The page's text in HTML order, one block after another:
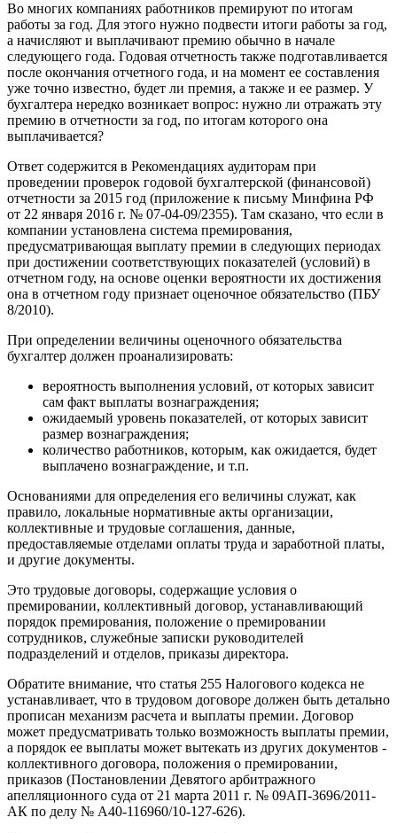
Во многих компаниях работников премируют по итогам
работы за год. Для этого нужно подвести итоги работы за год,
а начисляют и выплачивают премию обычно в начале
следующего года. Годовая отчетность также подготавливается
после окончания отчетного года, и на момент ее составления
уже точно известно, будет ли премия, а также и ее размер. У
бухгалтера нередко возникает вопрос: нужно ли отражать эту
премию в отчетности за год, по итогам которого она
выплачивается?
Ответ содержится в Рекомендациях аудиторам при
проведении проверок годовой бухгалтерской (финансовой)
отчетности за 2015 год (приложение к письму Минфина РФ
от 22 января 2016 г. № 07-04-09/2355). Там сказано, что если в
компании установлена система премирования,
предусматривающая выплату премии в следующих периодах
при достижении соответствующих показателей (условий) в
отчетном году, на основе оценки вероятности их достижения
она в отчетном году признает оценочное обязательство (ПБУ
8/2010).
При определении величины оценочного обязательства
бухгалтер должен проанализировать:
вероятность выполнения условий, от которых зависит
сам факт выплаты вознаграждения;
ожидаемый уровень показателей, от которых зависит
размер вознаграждения;
количество работников, которым, как ожидается, будет
выплачено вознаграждение, и т.п.
Основаниями для определения его величины служат, как
правило, локальные нормативные акты организации,
коллективные и трудовые соглашения, данные,
предоставляемые отделами оплаты труда и заработной платы,
и другие документы.
Это трудовые договоры, содержащие условия о
премировании, коллективный договор, устанавливающий
порядок премирования, положение о премировании
сотрудников, служебные записки руководителей
подразделений и отделов, приказы директора.
Обратите внимание, что статья 255 Налогового кодекса не
устанавливает, что в трудовом договоре должен быть детально
прописан механизм расчета и выплаты премии. Договор
может предусматривать только возможность выплаты премии,
а порядок ее выплаты может вытекать из других документов -
коллективного договора, положения о премировании,
приказов (Постановлении Девятого арбитражного
апелляционного суда от 21 марта 2011 г. № 09АП-3696/2011-
АК по делу № А40-116960/10-127-626).